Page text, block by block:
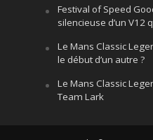
Festival of Speed
silencieuse d’un V12
Le Mans Classic
le début d’un autre ?
Le Mans Classic
Team Lark